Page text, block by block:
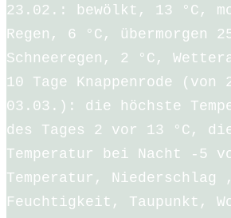
23.02.: bewölkt, 13 °C,
Regen, 6 °C, übermorgen
Schneeregen, 2 °C,
10 Tage Knappenrode
03.03.): die höchste
des Tages 2 vor 13 °C,
Temperatur bei Nacht -5
Temperatur, Niederschlag
Feuchtigkeit, Taupunkt,